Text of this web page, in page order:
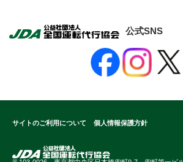
公式SNS
サイトのご利用について 個人情報保護方針